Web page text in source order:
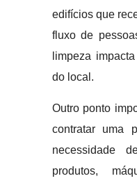
edifícios que
fluxo de
limpeza
do local.
Outro ponto
contratar uma
necessidade
produtos,